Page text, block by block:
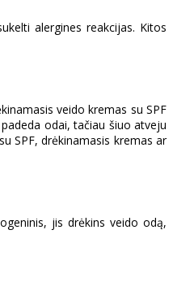
alergines reakcijas. Kitos
veido kremas su SPF
odai, tačiau šiuo atveju
SPF, drėkinamasis kremas ar
jis drėkins veido odą,